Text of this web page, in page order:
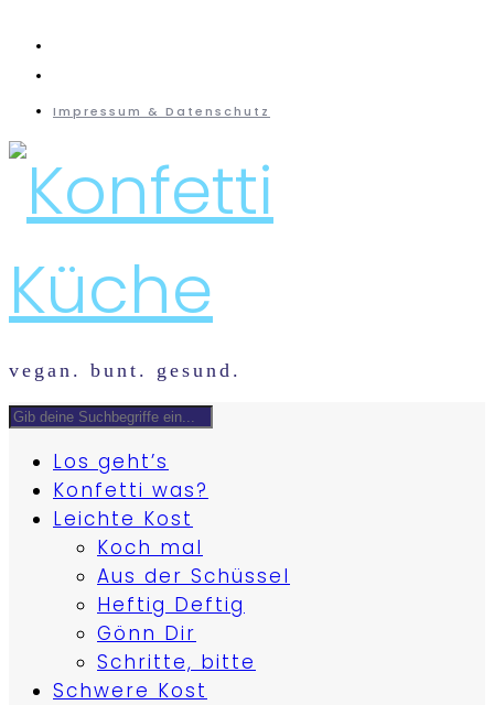
Impressum & Datenschutz
vegan. bunt. gesund.
Los geht’s
Konfetti was?
Leichte Kost
Koch mal
Aus der Schüssel
Heftig Deftig
Gönn Dir
Schritte, bitte
Schwere Kost